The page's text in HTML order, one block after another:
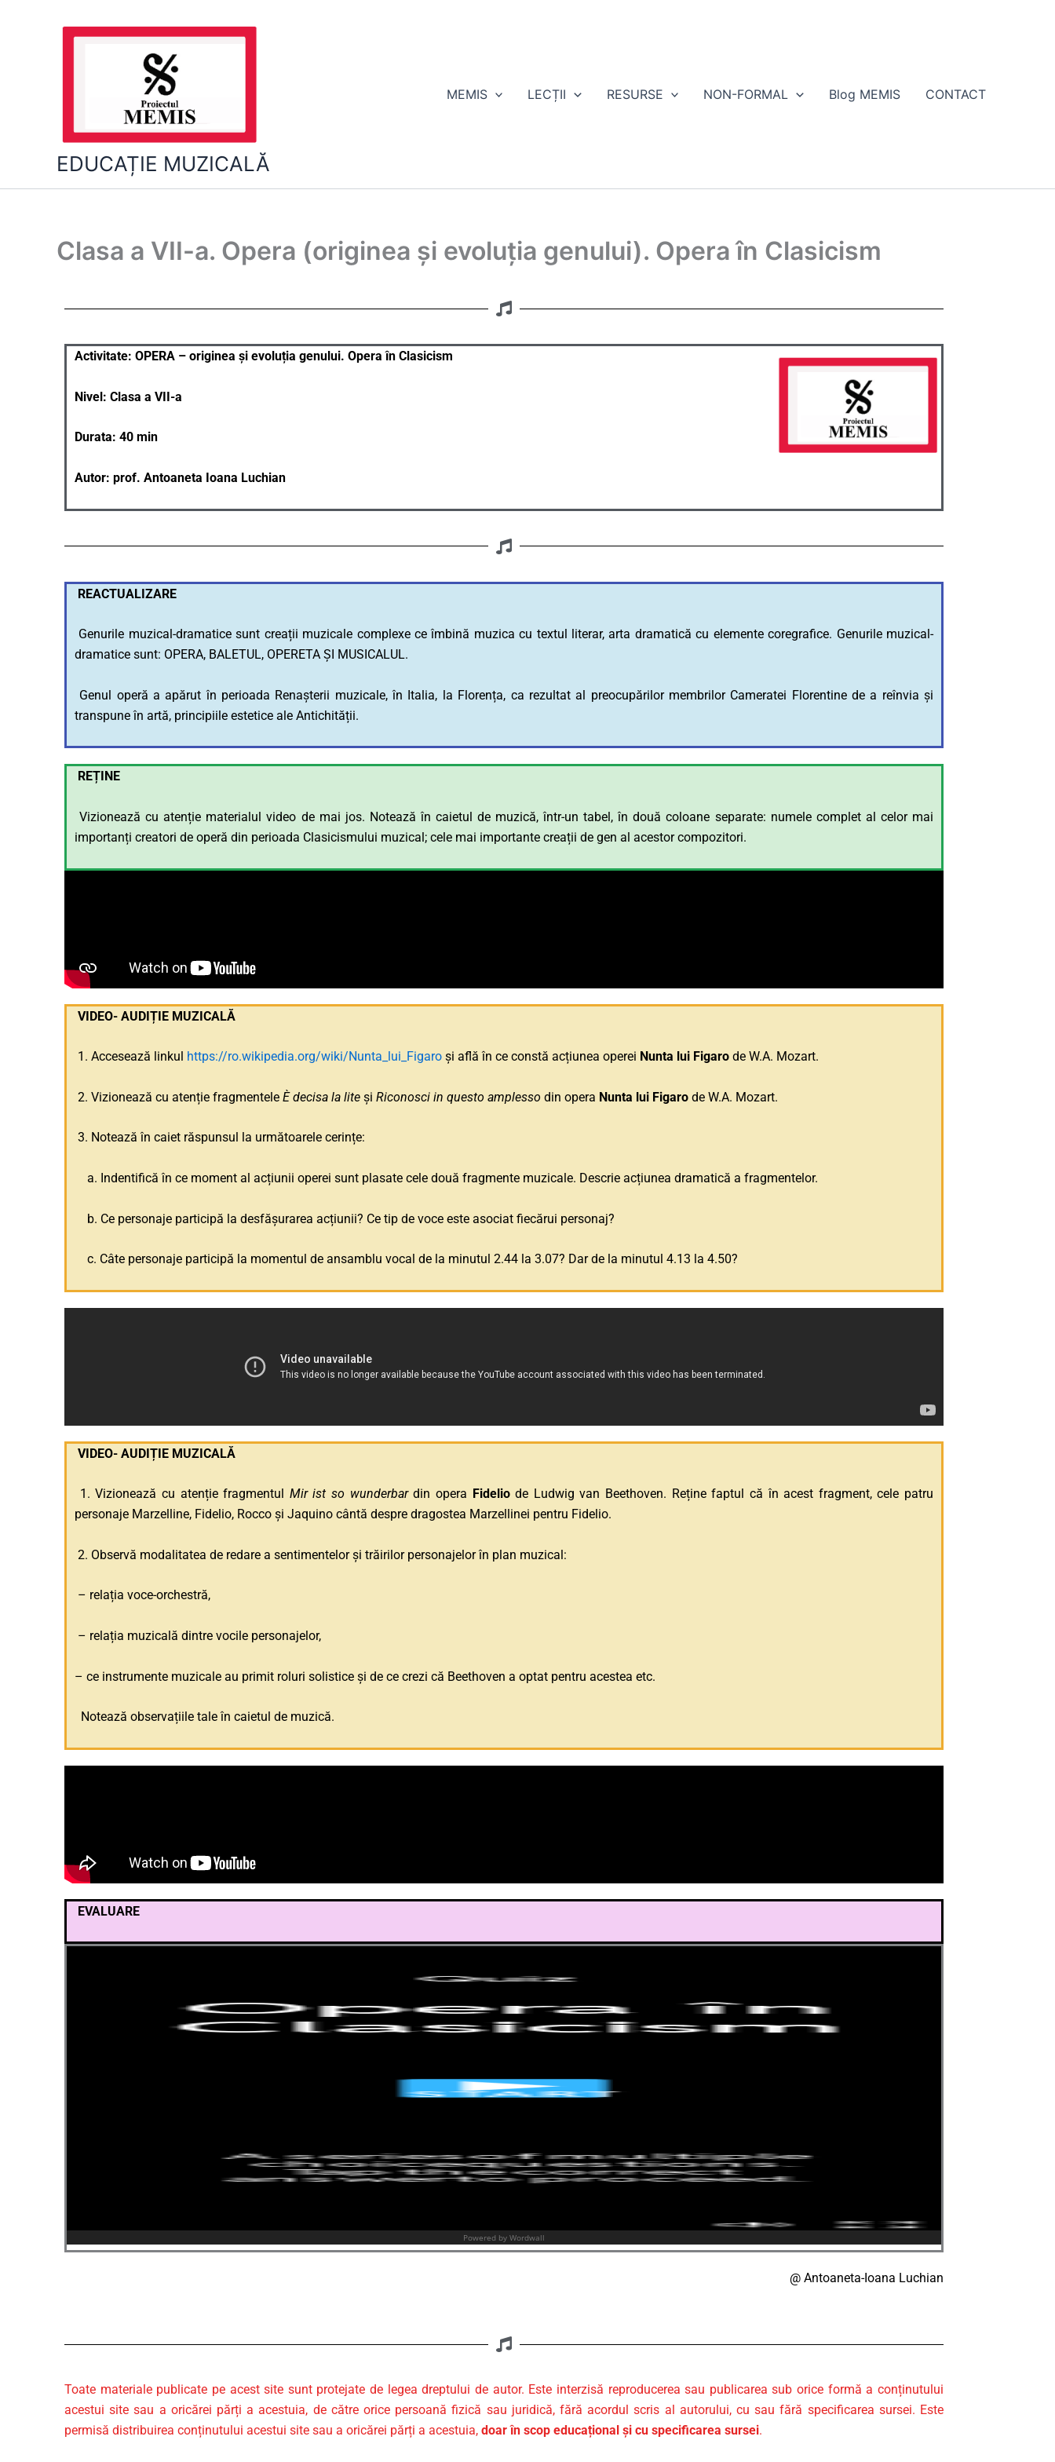
EDUCAȚIE MUZICALĂ
MEMIS LECȚII RESURSE NON-FORMAL Blog MEMIS CONTACT
Clasa a VII-a. Opera (originea și evoluția genului). Opera în Clasicism
Activitate: OPERA – originea și evoluția genului. Opera în Clasicism
Nivel: Clasa a VII-a
Durata: 40 min
Autor: prof. Antoaneta Ioana Luchian
REACTUALIZARE
Genurile muzical-dramatice sunt creații muzicale complexe ce îmbină muzica cu textul literar, arta dramatică cu elemente coregrafice. Genurile muzical-
dramatice sunt: OPERA, BALETUL, OPERETA ȘI MUSICALUL.
Genul operă a apărut în perioada Renașterii muzicale, în Italia, la Florența, ca rezultat al preocupărilor membrilor Cameratei Florentine de a reînvia și
transpune în artă, principiile estetice ale Antichității.
REȚINE
Vizionează cu atenție materialul video de mai jos. Notează în caietul de muzică, într-un tabel, în două coloane separate: numele complet al celor mai
importanți creatori de operă din perioada Clasicismului muzical; cele mai importante creații de gen al acestor compozitori.
VIDEO- AUDIȚIE MUZICALĂ
1. Accesează linkul https://ro.wikipedia.org/wiki/Nunta_lui_Figaro și află în ce constă acțiunea operei Nunta lui Figaro de W.A. Mozart.
2. Vizionează cu atenție fragmentele È decisa la lite și Riconosci in questo amplesso din opera Nunta lui Figaro de W.A. Mozart.
3. Notează în caiet răspunsul la următoarele cerințe:
a. Indentifică în ce moment al acțiunii operei sunt plasate cele două fragmente muzicale. Descrie acțiunea dramatică a fragmentelor.
b. Ce personaje participă la desfășurarea acțiunii? Ce tip de voce este asociat fiecărui personaj?
c. Câte personaje participă la momentul de ansamblu vocal de la minutul 2.44 la 3.07? Dar de la minutul 4.13 la 4.50?
VIDEO- AUDIȚIE MUZICALĂ
1. Vizionează cu atenție fragmentul Mir ist so wunderbardin opera Fideliode Ludwig van Beethoven. Reține faptul că în acest fragment, cele patru
personaje Marzelline, Fidelio, Rocco și Jaquino cântă despre dragostea Marzellinei pentru Fidelio.
2. Observă modalitatea de redare a sentimentelor și trăirilor personajelor în plan muzical:
– relația voce-orchestră,
– relația muzicală dintre vocile personajelor,
– ce instrumente muzicale au primit roluri solistice și de ce crezi că Beethoven a optat pentru acestea etc.
Notează observațiile tale în caietul de muzică.
EVALUARE
@ Antoaneta-Ioana Luchian
Toate materiale publicate pe acest site sunt protejate de legea dreptului de autor. Este interzisă reproducerea sau publicarea sub orice formă a conținutului
acestui site sau a oricărei părți a acestuia, de către orice persoană fizică sau juridică, fără acordul scris al autorului, cu sau fără specificarea sursei. Este
permisă distribuirea conținutului acestui site sau a oricărei părți a acestuia, doar în scop educațional și cu specificarea sursei.